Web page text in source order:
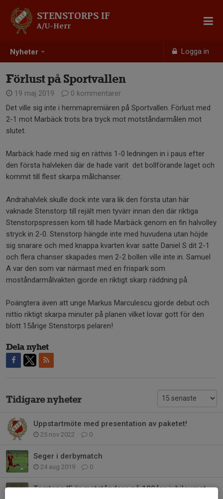
Nyheter Logga in
STENSTORPS IF
A/U-Herr
Förlust på Sportvallen
19 maj 2019
0 kommentarer
Det ville sig inte i hemmapremiären på Sportvallen. Förlust med
2-1 mot Marbäck trots bra tryck mot motståndarmålen mot
slutet.
Marbäck hade med sig en rättvis 1-0 ledningen in i paus efter
den första halvleken där de hade varit det bollförande laget och
kommit till flest skarpa målchanser.
Andrahalvlek skulle dock inte vara lik den första utan här
vaknade Stenstorp till rejält men tyvärr innan den där riktiga
Stenstorpspressen kom till hade Marbäck genom en fin halvolley
stryck in 2-0. Stenstorp hängde inte med huvudena utan höjde
sig snarare och med knappa kvarten kvar satte Daniel S dit 2-1
och flera chanser skapades men 2-2 bollen ville inte in. Samuel
A var den som var närmast med en frispark som
moståndarmålvakten gjorde en riktigt skarp räddning på.
Poängtera även att unge Markus Marculescu gjorde debut och
nittio riktigt skarpa minuter på planen vilket lovar gott för den
blott 15årige Stenstorps pelaren!
Dela nyhet
Tidigare nyheter
Uppstartmöte med presentation av paketet!
25 nov 2022 0
Seger i derbymatch
24 aug 2019 0
Tomtens IF är motståndare på 100års jubileumet